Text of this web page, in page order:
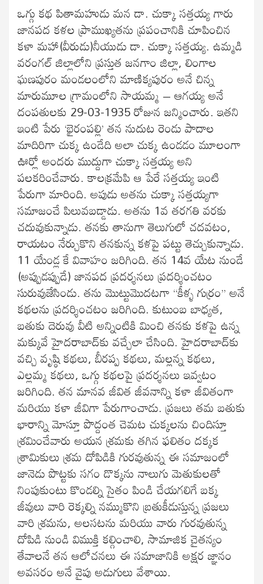
ఒగ్గు కథ పితామహుడు మన డా. చుక్కా సత్తయ్య గారు
జానపద కళల ప్రాముఖ్యతను ప్రపంచానికి చూపించిన
కళా మహా(వీరుడు)నీయుడు డా. చుక్కా సత్తయ్య. ఉమ్మడి
వరంగల్‍ జిల్లాలోని ప్రస్తుత జనగాం జిల్లా, లింగాల
ఘణపురం మండలంలోని మాణిక్యపురం అనే చిన్న
మారుమూల గ్రామంలోని సాయమ్మ – ఆగయ్య అనే
దంపతులకు 29-03-1935 రోజున జన్మించారు. ఇతని
ఇంటి పేరు ‘భైరంపల్లి’ తన నుదుట రెండు పాదాల
మాదిరిగా చుక్క ఉండేది అలా చుక్క ఉండడం మూలంగా
ఊర్లో అందరు ముద్దుగా చుక్కా సత్తయ్య అని
పలకరించేవారు. కాలక్రమేపి ఆ పేరే సత్తయ్య ఇంటి
పేరుగా మారింది. అపుడు అతను చుక్కా సత్తయ్యగా
సమాజంచే పిలువబడ్డాడు. అతను 1వ తరగతి వరకు
చదువుకున్నాడు. తనకు తానుగా తెలుగులో చదవటం,
రాయటం నేర్చుకొని తనకున్న కళపై పట్టు తెచ్చుకున్నాడు.
11 యేండ్ల కే వివాహం జరిగింది. తన 14వ యేట నుండే
(అప్పుడప్పుడే) జానపద ప్రదర్శనలు ప్రదర్శించటం
సురువుజేసిండు. తను మొట్టుమొదటగా ‘‘కీళ్ళ గుర్రం’’ అనే
కథలను ప్రదర్శించటం జరిగింది. కుటుంబ బాధ్యత,
బతుకు దెరువు వీటి అన్నింటికి మించి తనకు కళపై ఉన్న
మక్కువే హైదరాబాద్‍కు వచ్చేలా చేసింది. హైదరాబాద్‍కు
వచ్చి వృష్ఠి కథలు, బీరప్ప కథలు, మల్లన్న కథలు,
ఎల్లమ్మ కథలు, ఒగ్గు కథలపై ప్రదర్శనలు ఇవ్వటం
జరిగింది. తన మానవ జీవిత జీవనాన్ని కళా జీవితంగా
మరియు కళా జీవిగా పేరుగాంచాడు. ప్రజలు తమ బతుకు
భారాన్ని మోస్తూ పొద్దంత చెమట చుక్కలను చిందిస్తూ
శ్రమించేవారు అయన శ్రమకు తగిన ఫలితం దక్కక
శ్రామికులు శ్రమ దోపిడికి గురవుతున్న ఈ సమాజంలో
జానెడు పొట్టకు సగం డొక్కను నాలుగు మెతుకులతో
నింపుకుంటు కొండల్ని సైతం పిండి చేయగలిగే బక్క
జీవులు వారి రెక్కల్ని నమ్ముకొని బ్రతుకీడుస్తున్న ప్రజలు
వారి శ్రమను, అలసటను మరియు వారు గురవుతున్న
దోపిడి నుండి విముక్తి కల్గించాలి, సామాజిక చైతన్యం
తేవాలనే తన ఆలోచనలు ఈ సమాజానికి అక్షర జ్ఞానం
అవసరం అనే వైపు అడుగులు వేశాయి.